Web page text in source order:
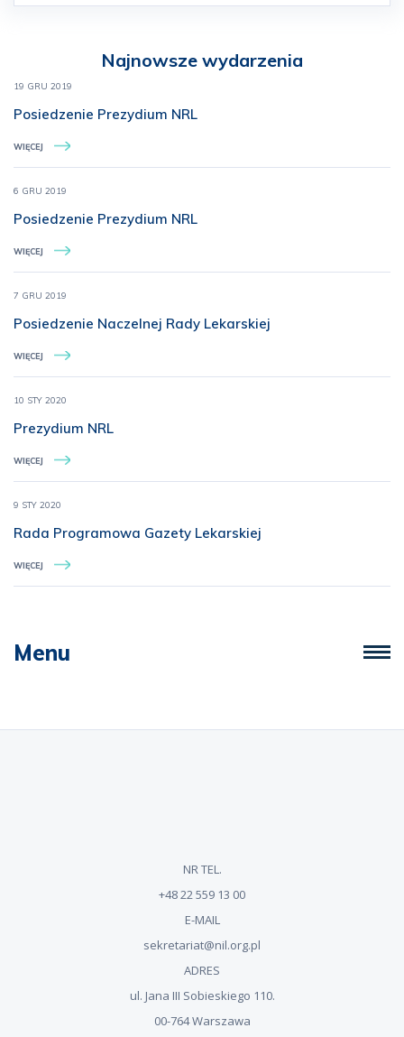
Najnowsze wydarzenia
19 GRU 2019
Posiedzenie Prezydium NRL
WIĘCEJ
6 GRU 2019
Posiedzenie Prezydium NRL
WIĘCEJ
7 GRU 2019
Posiedzenie Naczelnej Rady Lekarskiej
WIĘCEJ
10 STY 2020
Prezydium NRL
WIĘCEJ
9 STY 2020
Rada Programowa Gazety Lekarskiej
WIĘCEJ
Menu
NR TEL.
+48 22 559 13 00
E-MAIL
sekretariat@nil.org.pl
ADRES
ul. Jana III Sobieskiego 110.
00-764 Warszawa